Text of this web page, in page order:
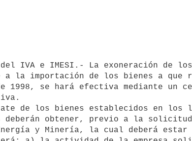
a la importación de los bienes a
1998, se hará efectiva mediante un
deberán obtener, previo a la
y Minería, la cual deberá estar